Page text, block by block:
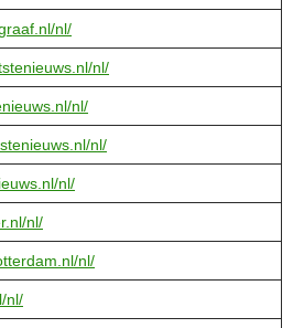
nl/
nl/
nl/
nl/
nl/
nl/
nl/
nl/